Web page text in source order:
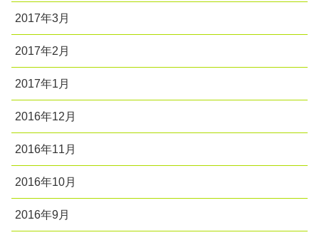
2017年3月
2017年2月
2017年1月
2016年12月
2016年11月
2016年10月
2016年9月